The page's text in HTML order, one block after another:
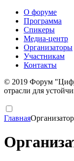
О форуме
Программа
Спикеры
Медиа-центр
Организаторы
Участникам
Контакты
© 2019 Форум
отрасли для
Главная